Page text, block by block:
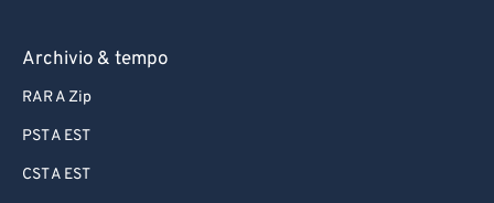
Archivio & tempo
RAR A Zip
PST A EST
CST A EST